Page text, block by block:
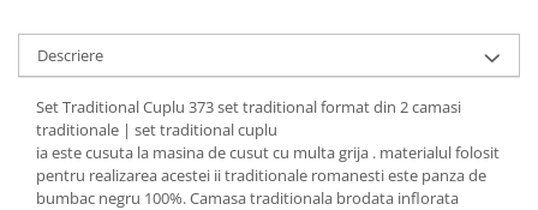
Descriere
Set Traditional Cuplu 373 set traditional format din 2 camasi
traditionale | set traditional cuplu
ia este cusuta la masina de cusut cu multa grija . materialul folosit
pentru realizarea acestei ii traditionale romanesti este panza de
bumbac negru 100%. Camasa traditionala brodata inflorata